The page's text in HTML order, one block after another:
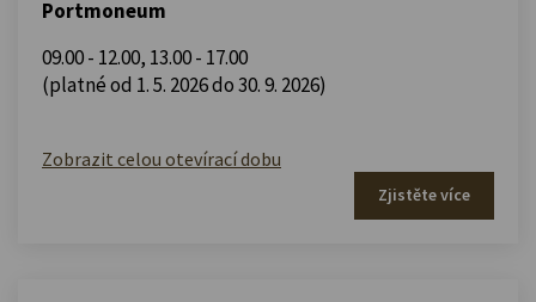
Portmoneum
09.00 - 12.00, 13.00 - 17.00
(platné od 1. 5. 2026 do 30. 9. 2026)
Zobrazit celou otevírací dobu
Zjistěte více